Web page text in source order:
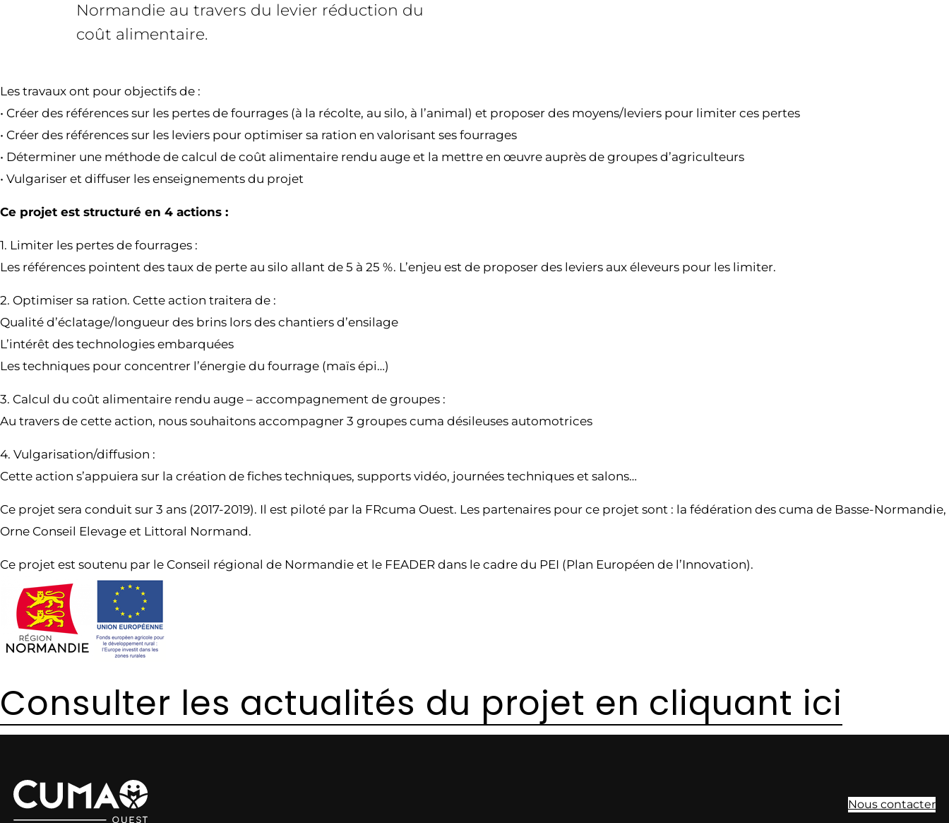
Normandie au travers du levier réduction du
coût alimentaire.
Les travaux ont pour objectifs de :
• Créer des références sur les pertes de fourrages (à la récolte, au silo, à l’animal) et proposer des moyens/leviers pour limiter ces pertes
• Créer des références sur les leviers pour optimiser sa ration en valorisant ses fourrages
• Déterminer une méthode de calcul de coût alimentaire rendu auge et la mettre en œuvre auprès de groupes d’agriculteurs
• Vulgariser et diffuser les enseignements du projet
Ce projet est structuré en 4 actions :
1. Limiter les pertes de fourrages :
Les références pointent des taux de perte au silo allant de 5 à 25 %. L’enjeu est de proposer des leviers aux éleveurs pour les limiter.
2. Optimiser sa ration. Cette action traitera de :
Qualité d’éclatage/longueur des brins lors des chantiers d’ensilage
L’intérêt des technologies embarquées
Les techniques pour concentrer l’énergie du fourrage (maïs épi…)
3. Calcul du coût alimentaire rendu auge – accompagnement de groupes :
Au travers de cette action, nous souhaitons accompagner 3 groupes cuma désileuses automotrices
4. Vulgarisation/diffusion :
Cette action s’appuiera sur la création de fiches techniques, supports vidéo, journées techniques et salons…
Ce projet sera conduit sur 3 ans (2017-2019). Il est piloté par la FRcuma Ouest. Les partenaires pour ce projet sont : la fédération des cuma de Basse-Normandie,
Orne Conseil Elevage et Littoral Normand.
Ce projet est soutenu par le Conseil régional de Normandie et le FEADER dans le cadre du PEI (Plan Européen de l’Innovation).
Consulter les actualités du projet en cliquant ici
Nous contacter